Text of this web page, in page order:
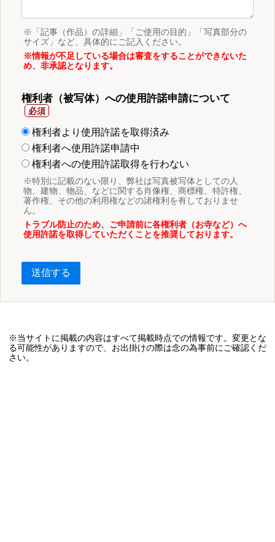
※「記事（作品）の詳細」「ご使用の目的」「写真部分の
サイズ」など、具体的にご記入ください。
※情報が不足している場合は審査をすることができないた
め、非承認となります。
権利者（被写体）への使用許諾申請について
権利者より使用許諾を取得済み
権利者へ使用許諾申請中
権利者への使用許諾取得を行わない
※特別に記載のない限り、弊社は写真被写体としての人
物、建物、物品、などに関する肖像権、商標権、特許権、
著作権、その他の利用権などの諸権利を有しておりませ
ん。
トラブル防止のため、ご申請前に各権利者（お寺など）へ
使用許諾を取得していただくことを推奨しております。
送信する
※当サイトに掲載の内容はすべて掲載時点での情報です。変更とな
る可能性がありますので、お出掛けの際は念の為事前にご確認くだ
さい。